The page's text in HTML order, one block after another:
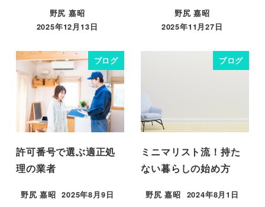
野尻 嘉昭
投稿日
2025年12月13日
野尻 嘉昭
投稿日
2025年11月27日
ブログ
許可番号で選ぶ適正処
理の業者
野尻 嘉昭
投稿日
2025年8月9日
ブログ
ミニマリスト流！持た
ない暮らしの始め方
野尻 嘉昭
投稿日
2024年8月1日